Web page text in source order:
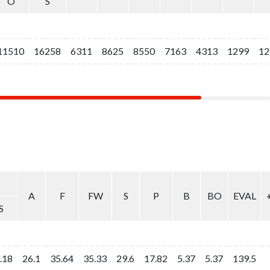
16258 6311 8625 8550 7163 4313 1299
16258 6311 8625 8550 7163 4313 1299
A
F FW S P B BO EVAL
26.1 35.64 35.33 29.6 17.82 5.37 5.37 139.5
A
F FW S P B BO EVAL
26.1 35.64 35.33 29.6 17.82 5.37 5.37 139.5